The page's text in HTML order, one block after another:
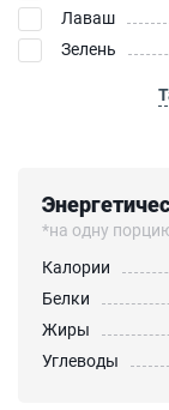
Лаваш
Зелень
*на одну
Калории
Белки
Жиры
Углеводы